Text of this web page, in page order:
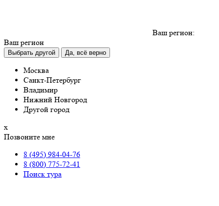
Ваш регион:
Ваш регион
Выбрать другой Да, всё верно
Москва
Санкт-Петербург
Владимир
Нижний Новгород
Другой город
х
Позвоните мне
8 (495) 984-04-76
8 (800) 775-72-41
Поиск тура